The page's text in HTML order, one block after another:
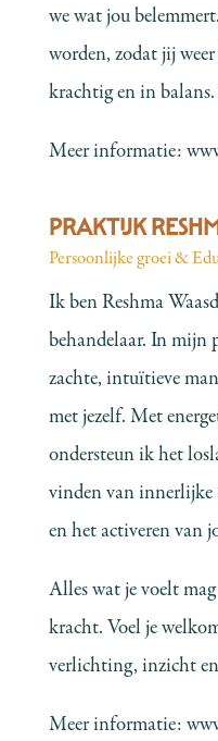
we wat jou
worden, zodat jij
krachtig en in
Meer informatie:
PRAKTIJK
Persoonlijke groei &
Ik ben Reshma
behandelaar. In mijn
zachte, intuïtieve
met jezelf. Met
ondersteun ik het
vinden van innerlijke
en het activeren van
Alles wat je voelt
kracht. Voel je
verlichting, inzicht
Meer informatie: